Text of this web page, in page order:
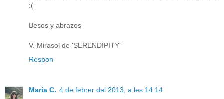
:(
Besos y abrazos
V. Mirasol de 'SERENDIPITY'
Respon
María C. 4 de febrer del 2013, a les 14:14